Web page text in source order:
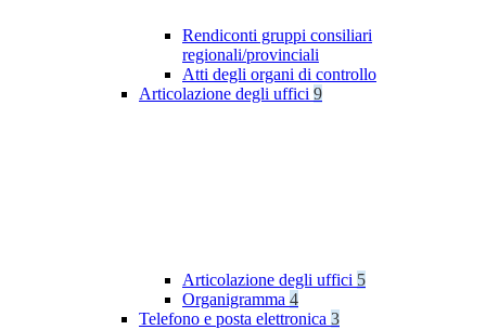
Rendiconti gruppi consiliari
regionali/provinciali
Atti degli organi di controllo
Articolazione degli uffici 9
Articolazione degli uffici 5
Organigramma 4
Telefono e posta elettronica 3